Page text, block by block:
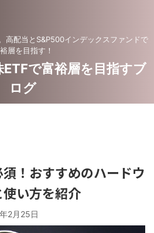
高配当とS&P500インデックスファンドで
層を目指す！
で富裕層を目指すブ
ログ
！おすすめのハードウ
い方を紹介
2月25日